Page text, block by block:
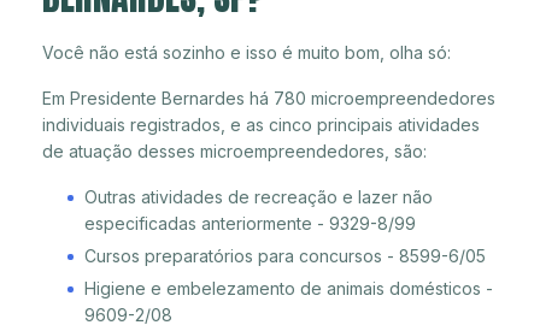
Você não está sozinho e isso é muito bom, olha só:
Em Presidente Bernardes há 780 microempreendedores
individuais registrados, e as cinco principais atividades
de atuação desses microempreendedores, são:
Outras atividades de recreação e lazer não
especificadas anteriormente - 9329-8/99
Cursos preparatórios para concursos - 8599-6/05
Higiene e embelezamento de animais domésticos -
9609-2/08